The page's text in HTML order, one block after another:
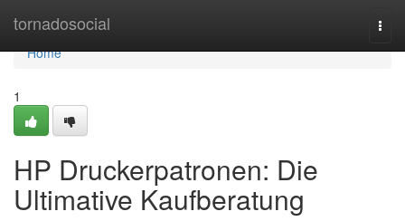
tornadosocial
Home
Home
1
HP Druckerpatronen: Die
Ultimative Kaufberatung